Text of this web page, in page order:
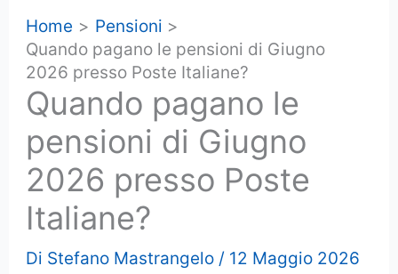
Home
Pensioni
Quando pagano le pensioni di Giugno
2026 presso Poste Italiane?
Quando pagano le
pensioni di Giugno
2026 presso Poste
Italiane?
Di Stefano Mastrangelo / 12 Maggio 2026